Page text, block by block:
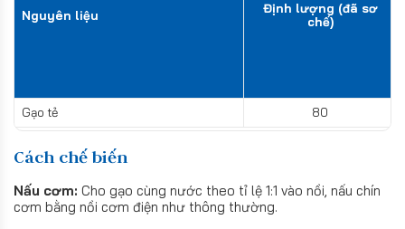
Nguyên liệu
Định lượng (đã sơ
chế)
Gạo tẻ 80
Cách chế biến
Nấu cơm: Cho gạo cùng nước theo tỉ lệ 1:1 vào nồi, nấu chín
cơm bằng nồi cơm điện như thông thường.